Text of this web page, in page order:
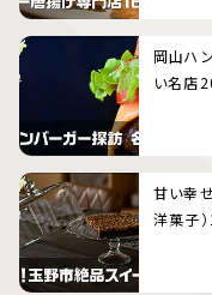
岡山ハ
い名店
甘い幸
洋菓子